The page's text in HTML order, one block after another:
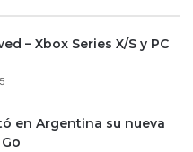
– Xbox Series X/S y PC
en Argentina su nueva